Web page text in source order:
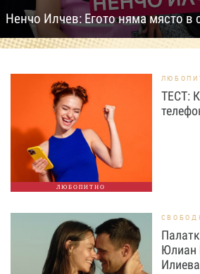
Ненчо Илчев: Егото няма място в
ЛЮБОПИТНО
ТЕСТ:
Юлиан